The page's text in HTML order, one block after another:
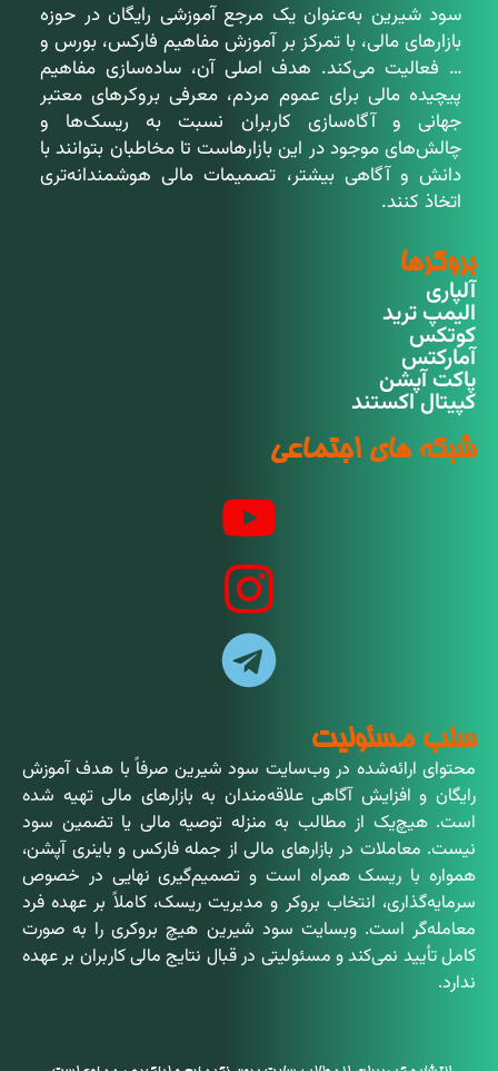
سود شیرین به‌عنوان یک مرجع آموزشی رایگان در حوزه
بازارهای مالی، با تمرکز بر آموزش مفاهیم فارکس، بورس و
… فعالیت می‌کند. هدف اصلی آن، ساده‌سازی مفاهیم
پیچیده مالی برای عموم مردم، معرفی بروکرهای معتبر
جهانی و آگاه‌سازی کاربران نسبت به ریسک‌ها و
چالش‌های موجود در این بازارهاست تا مخاطبان بتوانند با
دانش و آگاهی بیشتر، تصمیمات مالی هوشمندانه‌تری
اتخاذ کنند.
بروکرها
آلپاری
الیمپ ترید
کوتکس
آمارکتس
پاکت آپشن
کپیتال اکستند
شبکه های اجتماعی
سلب مسئولیت
محتوای ارائه‌شده در وب‌سایت سود شیرین صرفاً با هدف آموزش
رایگان و افزایش آگاهی علاقه‌مندان به بازارهای مالی تهیه شده
است. هیچ‌یک از مطالب به منزله توصیه مالی یا تضمین سود
نیست. معاملات در بازارهای مالی از جمله فارکس و باینری آپشن،
همواره با ریسک همراه است و تصمیم‌گیری نهایی در خصوص
سرمایه‌گذاری، انتخاب بروکر و مدیریت ریسک، کاملاً بر عهده فرد
معامله‌گر است. وبسایت سود شیرین هیچ بروکری را به صورت
کامل تأیید نمی‌کند و مسئولیتی در قبال نتایج مالی کاربران بر عهده
ندارد.